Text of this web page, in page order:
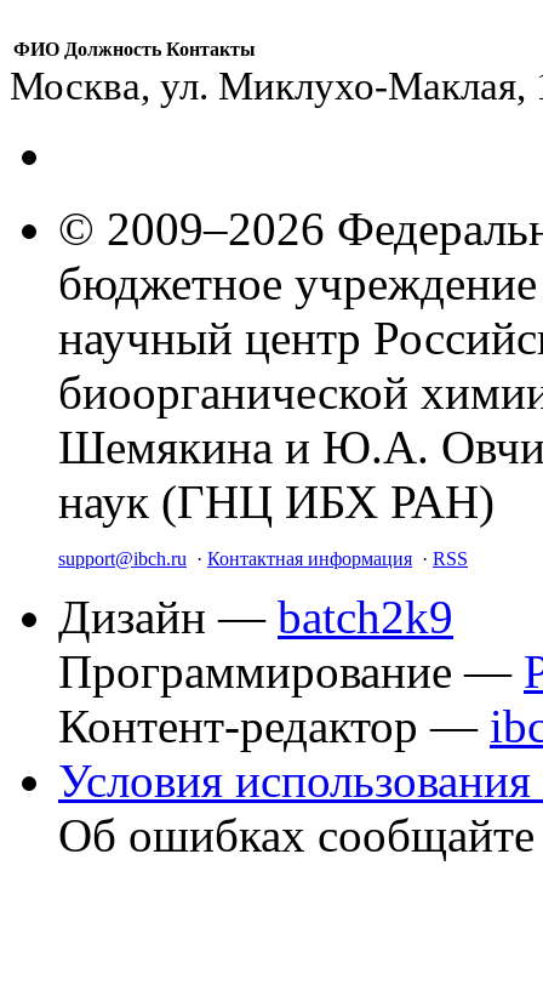
ФИО Должность Контакты
Москва, ул. Миклухо-
© 2009–2026
бюджетное
научный центр
биоорганической
Шемякина и Ю.А.
наук (ГНЦ ИБХ РАН)
support@ibch.ru · Контактная информация · RSS
Дизайн — batch2k9
Программирование —
Контент-редактор —
Условия использования
Об ошибках